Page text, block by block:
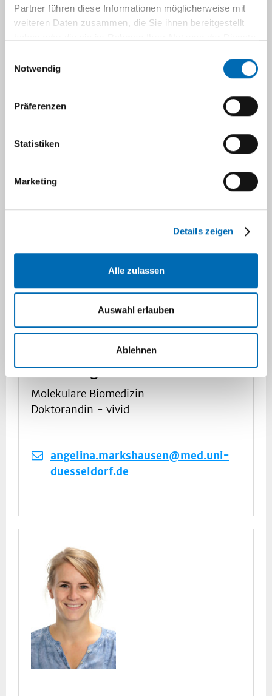
Partner führen diese Informationen möglicherweise mit
weiteren Daten zusammen, die Sie ihnen bereitgestellt
Notwendig
Präferenzen
Statistiken
Marketing
Details zeigen
Alle zulassen
Auswahl erlauben
Ablehnen
M. Sc. Marten Schouwink
Doktorand - vivid
duesseldorf.de
M. Sc. Angelina Markshausen
Molekulare Biomedizin
Doktorandin - vivid
angelina.markshausen@med.uni-
duesseldorf.de